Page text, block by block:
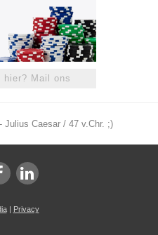
hier? Mail ons
Julius Caesar / 47 v.Chr. ;)
| Privacy